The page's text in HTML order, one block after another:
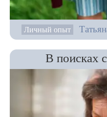
Личный опыт
В поисках